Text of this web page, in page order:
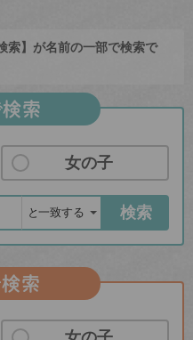
索】が名前の一部で検索で
索
女の子
検索
索